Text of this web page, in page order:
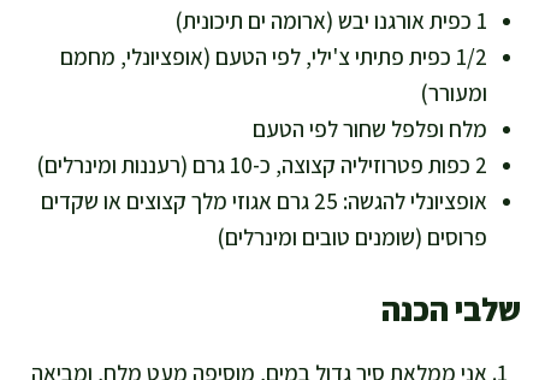
1 כפית אורגנו יבש (ארומה ים תיכונית)
1/2 כפית פתיתי צ'ילי, לפי הטעם (אופציונלי, מחמם
ומעורר)
מלח ופלפל שחור לפי הטעם
2 כפות פטרוזיליה קצוצה, כ-10 גרם (רעננות ומינרלים)
אופציונלי להגשה: 25 גרם אגוזי מלך קצוצים או שקדים
פרוסים (שומנים טובים ומינרלים)
שלבי הכנה
אני ממלאת סיר גדול במים, מוסיפה מעט מלח, ומביאה